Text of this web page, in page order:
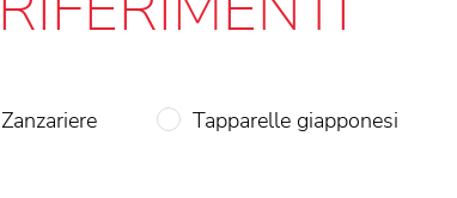
Zanzariere Tapparelle giapponesi